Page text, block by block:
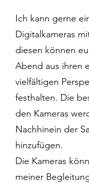
Ich kann gerne
Digitalkameras
diesen können
Abend aus ihren
vielfältigen
festhalten. Die
den Kameras
Nachhinein der
hinzufügen.
Die Kameras
meiner